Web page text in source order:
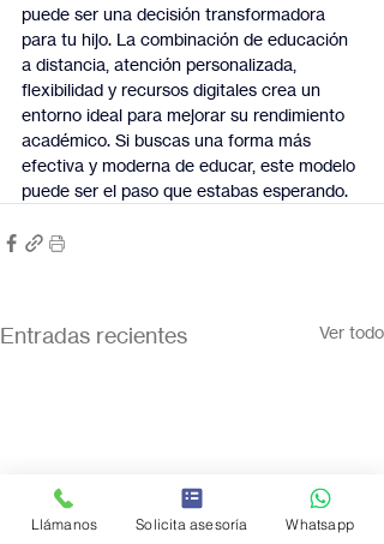
puede ser una decisión transformadora
para tu hijo. La combinación de educación
a distancia, atención personalizada,
flexibilidad y recursos digitales crea un
entorno ideal para mejorar su rendimiento
académico. Si buscas una forma más
efectiva y moderna de educar, este modelo
puede ser el paso que estabas esperando.
Entradas recientes Ver todo
Llámanos Solicita asesoría Whatsapp